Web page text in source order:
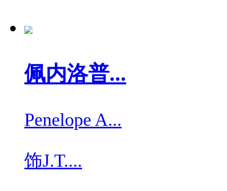
佩内洛普...
Penelope A...
饰J.T....